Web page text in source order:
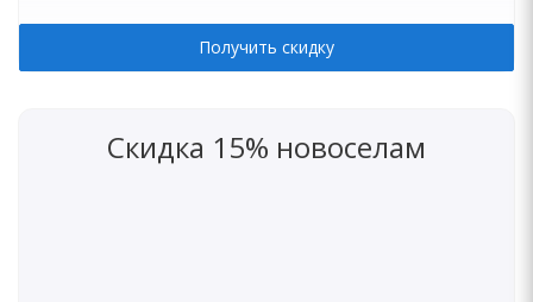
Получить скидку
Скидка 15% новоселам